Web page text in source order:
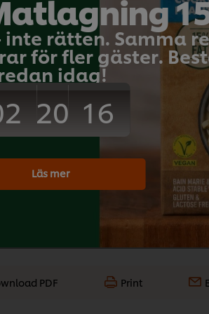
Huvudrätt Afrika
Bli den första
Skicka
PDF Print
rätten. Samma
för fler gäster.
idag!
20 16
Läs mer